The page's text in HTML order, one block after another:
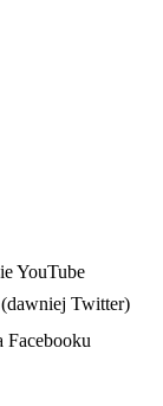
YouTube
Twitter)
Facebooku